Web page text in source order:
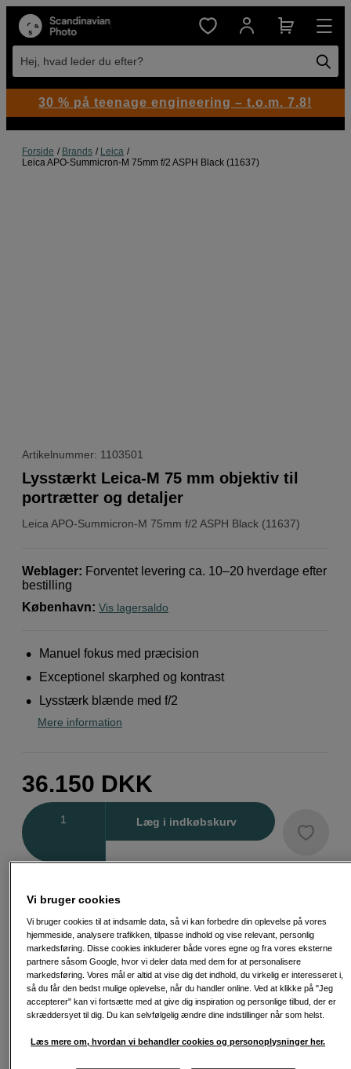
Hej, hvad leder du efter?
Forside Brands
Leica
Leica APO-Summicron-M 75mm f/2 ASPH Black (11637)
Artikelnummer: 1103501
Leica APO-Summicron-M 75mm f/2 ASPH Black (11637)
Lysstærkt Leica-M 75 mm objektiv til
portrætter og detaljer
Weblager: Forventet levering ca. 10–20 hverdage efter
bestilling
København: Vis lagersaldo
Manuel fokus med præcision
Exceptionel skarphed og kontrast
Lysstærk blænde med f/2
Mere information
36.150 DKK
Læg i indkøbskurv
Fri fragt ved køb over 500 kr.
30 dages returret
Personlig service og ekspertrådgivning
30 % på teenage engineering – t.o.m. 7.8!
Vi bruger cookies
Vi bruger cookies til at indsamle data, så vi kan forbedre din oplevelse på vores
hjemmeside, analysere trafikken, tilpasse indhold og vise relevant, personlig
markedsføring. Disse cookies inkluderer både vores egne og fra vores eksterne
partnere såsom Google, hvor vi deler data med dem for at personalisere
markedsføring. Vores mål er altid at vise dig det indhold, du virkelig er interesseret i,
så du får den bedst mulige oplevelse, når du handler online. Ved at klikke på "Jeg
accepterer" kan vi fortsætte med at give dig inspiration og personlige tilbud, der er
skræddersyet til dig. Du kan selvfølgelig ændre dine indstillinger når som helst.
Læs mere om, hvordan vi behandler cookies og personoplysninger her.